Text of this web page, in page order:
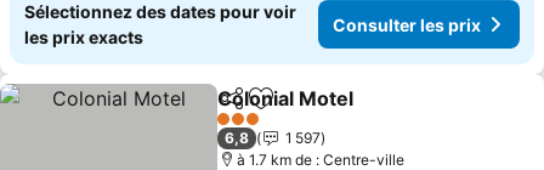
Sélectionnez des dates pour voir
les prix exacts
Consulter les prix
PartagerAjouter à mes favoris
Colonial Motel
3 Étoiles
6,8
1 597
à 1.7 km de : Centre-ville